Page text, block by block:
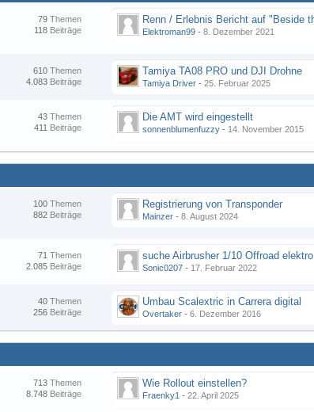
Themen
79
Beiträge
118 Elektroman99 - 8. Dezember 2021
Themen
610
Beiträge
4.083
Tamiya TA08 PRO und DJI Drohne
Tamiya Driver - 25. Februar 2025
Themen
43
Beiträge
411
Die AMT wird eingestellt
sonnenblumenfuzzy - 14. November 2015
Themen
100
Beiträge
882
Registrierung von Transponder
Mainzer - 8. August 2024
Themen
71
Beiträge
2.085
suche Airbrusher 1/10 Offroad elektro
Sonic0207 - 17. Februar 2022
Themen
40
Beiträge
256
Umbau Scalextric in Carrera digital
Overtaker - 6. Dezember 2016
Themen
713
Beiträge
8.748
Wie Rollout einstellen?
Fraenky1 - 22. April 2025